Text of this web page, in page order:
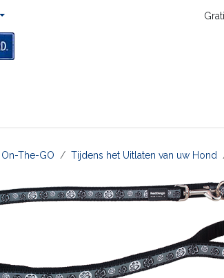
On-The-GO Tijdens het Uitlaten van uw Hond